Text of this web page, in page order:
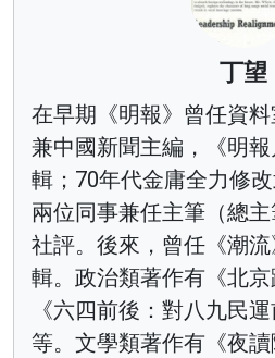
丁望
在早期《明報》曾任資
兼中國新聞主編，《明
輯；70年代金庸全力修
兩位同事兼任主筆（總
社評。後來，曾任《潮
輯。政治類著作有《北京
《六四前後：對八九民
等。文學類著作有《夜